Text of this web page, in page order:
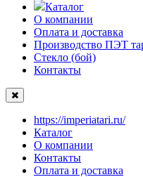
Каталог
О компании
Оплата и доставка
Производство ПЭТ
Стекло (бой)
Контакты
https://imperiatari.ru/
Каталог
О компании
Контакты
Оплата и доставка